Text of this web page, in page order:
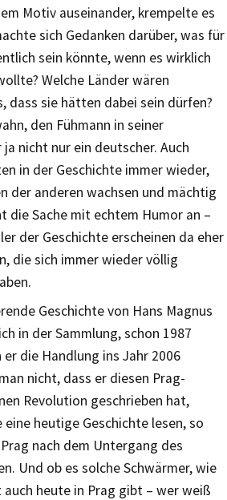
Motiv auseinander, krempelte es
sich Gedanken darüber, was für
sein könnte, wenn es wirklich
Welche Länder wären
dass sie hätten dabei sein dürfen?
den Fühmann in seiner
nicht nur ein deutscher. Auch
in der Geschichte immer wieder,
der anderen wachsen und mächtig
die Sache mit echtem Humor an –
der Geschichte erscheinen da eher
die sich immer wieder völlig
Geschichte von Hans Magnus
in der Sammlung, schon 1987
er die Handlung ins Jahr 2006
nicht, dass er diesen Prag-
Revolution geschrieben hat,
heutige Geschichte lesen, so
nach dem Untergang des
Und ob es solche Schwärmer, wie
heute in Prag gibt – wer weiß